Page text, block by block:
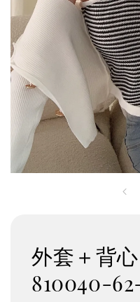
外套＋背
810040-